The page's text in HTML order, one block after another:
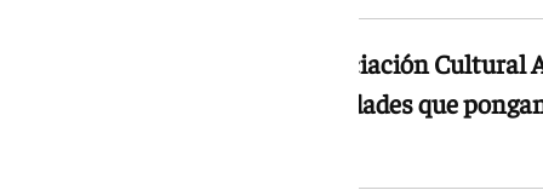
La alcaldesa de Árchez y la Asociación
colaborar para organizar actividades que